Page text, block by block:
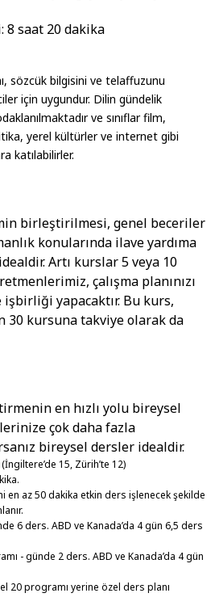
8 saat 20 dakika
sözcük bilgisini ve telaffuzunu
için uygundur. Dilin gündelik
ve sınıflar film,
yerel kültürler ve internet gibi
katılabilirler.
birleştirilmesi, genel beceriler
konularında ilave yardıma
Artı kurslar 5 veya 10
çalışma planınızı
yapacaktır. Bu kurs,
30 kursuna takviye olarak da
en hızlı yolu bireysel
çok daha fazla
bireysel dersler idealdir.
15, Zürih’te 12)
en az 50 dakika etkin ders işlenecek şekilde
6 ders. ABD ve Kanada’da 4 gün 6,5 ders
- günde 2 ders. ABD ve Kanada’da 4 gün
20 programı yerine özel ders planı